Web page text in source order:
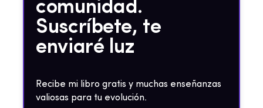
comunidad.
Suscríbete, te
enviaré luz
Recibe mi libro gratis y muchas enseñanzas
valiosas para tu evolución.